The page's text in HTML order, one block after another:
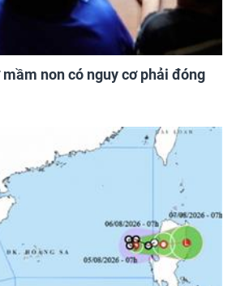
mầm non có nguy cơ phải đóng